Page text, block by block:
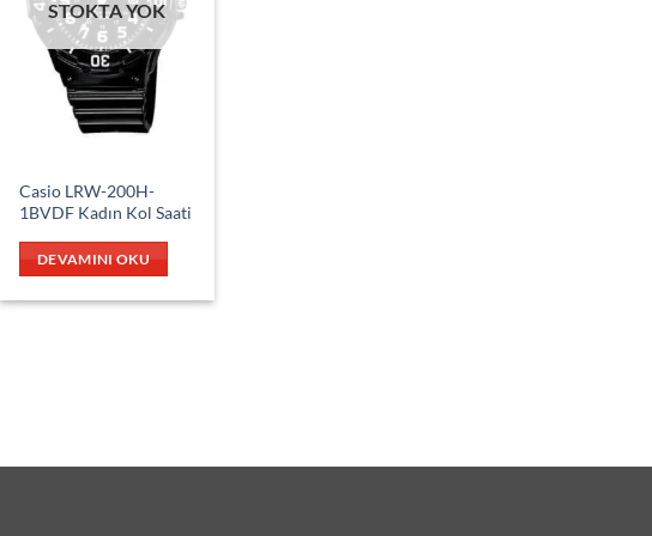
STOKTA YOK
Casio LRW-200H-
1BVDF Kadın Kol Saati
DEVAMINI OKU